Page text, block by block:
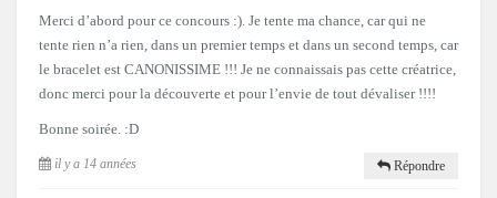
Merci d’abord pour ce concours :). Je tente ma chance, car qui ne
tente rien n’a rien, dans un premier temps et dans un second temps, car
le bracelet est CANONISSIME !!! Je ne connaissais pas cette créatrice,
donc merci pour la découverte et pour l’envie de tout dévaliser !!!!
Bonne soirée. :D
il y a 14 années Répondre